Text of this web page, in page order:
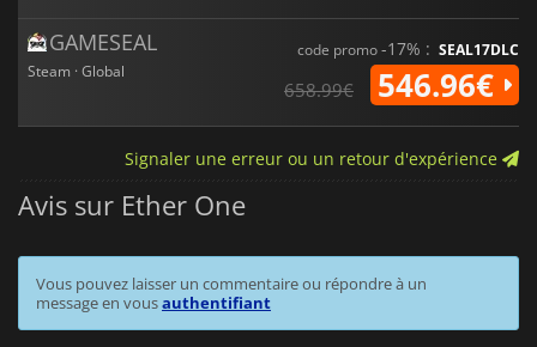
GAMESEAL
Steam · Global
code promo-17% : SEAL17DLC
658.99€ 546.96€
Signaler une erreur ou un retour d'expérience
Avis sur Ether One
Vous pouvez laisser un commentaire ou répondre à un
message en vousauthentifiant